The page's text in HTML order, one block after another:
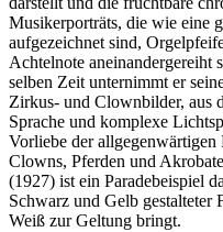
Musikerporträts, die wie eine
aufgezeichnet sind,
Achtelnote aneinandergereiht
selben Zeit unternimmt er
Zirkus- und Clownbilder, aus
Sprache und komplexe
Vorliebe der allgegenwärtigen
Clowns, Pferden und
(1927) ist ein Paradebeispiel
Schwarz und Gelb gestalteter
Weiß zur Geltung bringt.